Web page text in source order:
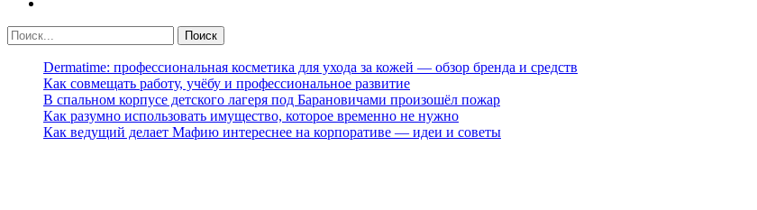
Dermatime: профессиональная косметика для ухода за кожей — обзор бренда и средств
Как совмещать работу, учёбу и профессиональное развитие
В спальном корпусе детского лагеря под Барановичами произошёл пожар
Как разумно использовать имущество, которое временно не нужно
Как ведущий делает Мафию интереснее на корпоративе — идеи и советы